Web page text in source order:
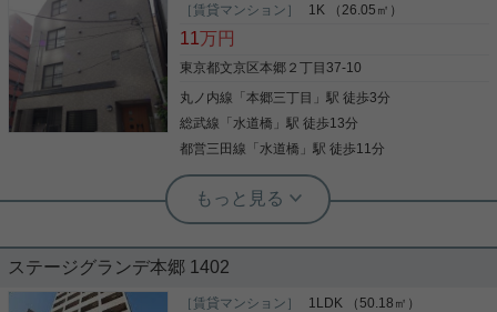
年数は古いですが、 2025年6月に室内リノベーショ
ン済み！ 室内設備としては、 浄水器、食洗機、浴室
乾燥機が新設されました！ L字ルーフバルコニーは
最上階ということもあり、開放感あり！ LDK、洋室
相談となっております。 お気軽にお問い合わせくだ
さいませ！ ★お電話でのご相談もお気軽にどうぞ★
実用春日ホーム株式会社 茗荷谷店 TEL：03-6902-
5021
写真(9)
［賃貸マンション］ 1K （26.05㎡）
11万円
東京都文京区本郷２丁目37-10
丸ノ内線 「本郷三丁目 」駅 徒歩3分
総武線 「水道橋 」駅 徒歩13分
都営三田線 「水道橋 」駅 徒歩11分
実用春日ホーム 茗荷谷駅前センター 齊藤敏孝
駅徒歩10分以内 3沿線以上利用可 駅徒
ます！ ☆人気の角部屋、２面採光、２階以上 ☆本郷
ステージグランデ本郷 1402
［賃貸マンション］ 1LDK （50.18㎡）